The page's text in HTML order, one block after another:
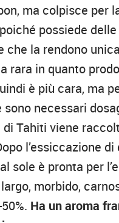
ma colpisce per
possiede
che la rendono
rara in quanto
è più cara, ma
sono necessari
di Tahiti viene
l’essiccazione di
sole è pronta per
morbido,
Ha un aroma